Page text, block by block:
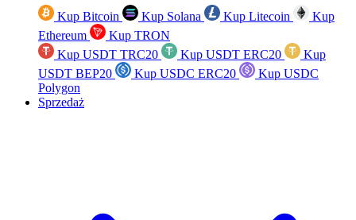
Kup Bitcoin Kup Solana Kup Litecoin
Kup
Ethereum
Kup TRON
Kup USDT TRC20
Kup USDT ERC20
Kup
USDT BEP20
Kup USDC ERC20
Kup USDC
Polygon
Sprzedaż